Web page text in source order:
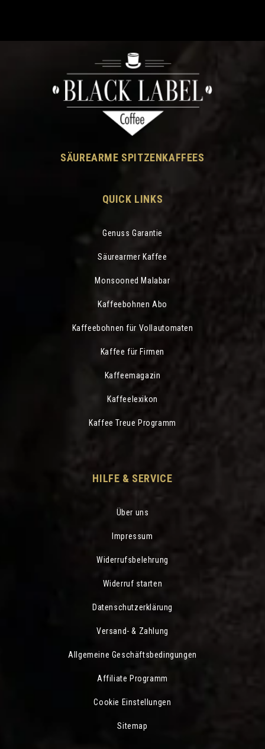
SÄUREARME SPITZENKAFFEES
QUICK LINKS
Genuss Garantie
Säurearmer Kaffee
Monsooned Malabar
Kaffeebohnen Abo
Kaffeebohnen für Vollautomaten
Kaffee für Firmen
Kaffeemagazin
Kaffeelexikon
Kaffee Treue Programm
HILFE & SERVICE
Über uns
Impressum
Widerrufsbelehrung
Widerruf starten
Datenschutzerklärung
Versand- & Zahlung
Allgemeine Geschäftsbedingungen
Affiliate Programm
Cookie Einstellungen
Sitemap